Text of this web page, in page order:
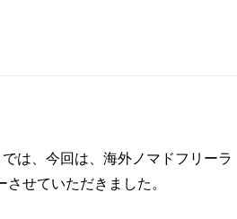
では、今回は、海外ノマドフリーラ
せていただきました。